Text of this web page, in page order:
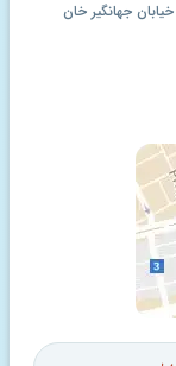
جهانگیر خان